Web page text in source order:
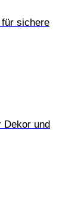
sichere
Dekor und